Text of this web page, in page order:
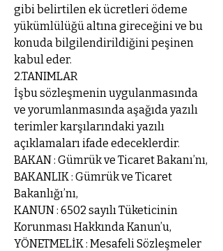
gibi belirtilen ek ücretleri ödeme
yükümlülüğü altına gireceğini ve bu
konuda bilgilendirildiğini peşinen
kabul eder.
2.TANIMLAR
İşbu sözleşmenin uygulanmasında
ve yorumlanmasında aşağıda yazılı
terimler karşılarındaki yazılı
açıklamaları ifade edeceklerdir.
BAKAN : Gümrük ve Ticaret Bakanı’nı,
BAKANLIK : Gümrük ve Ticaret
Bakanlığı’nı,
KANUN : 6502 sayılı Tüketicinin
Korunması Hakkında Kanun’u,
YÖNETMELİK : Mesafeli Sözleşmeler